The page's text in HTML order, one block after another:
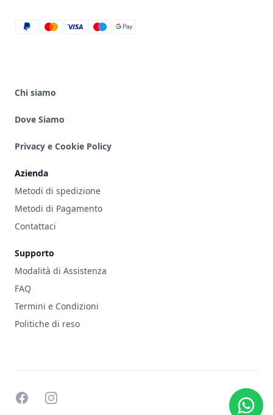
paypal
mastercard
visa
maestro
google_pay
Chi siamo
Dove Siamo
Privacy e Cookie Policy
Azienda
Metodi di spedizione
Metodi di Pagamento
Contattaci
Supporto
Modalità di Assistenza
FAQ
Termini e Condizioni
Politiche di reso
facebookinstagram